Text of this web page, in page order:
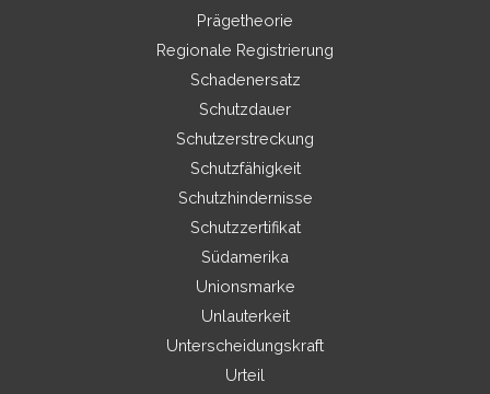
Prägetheorie
Regionale Registrierung
Schadenersatz
Schutzdauer
Schutzerstreckung
Schutzfähigkeit
Schutzhindernisse
Schutzzertifikat
Südamerika
Unionsmarke
Unlauterkeit
Unterscheidungskraft
Urteil